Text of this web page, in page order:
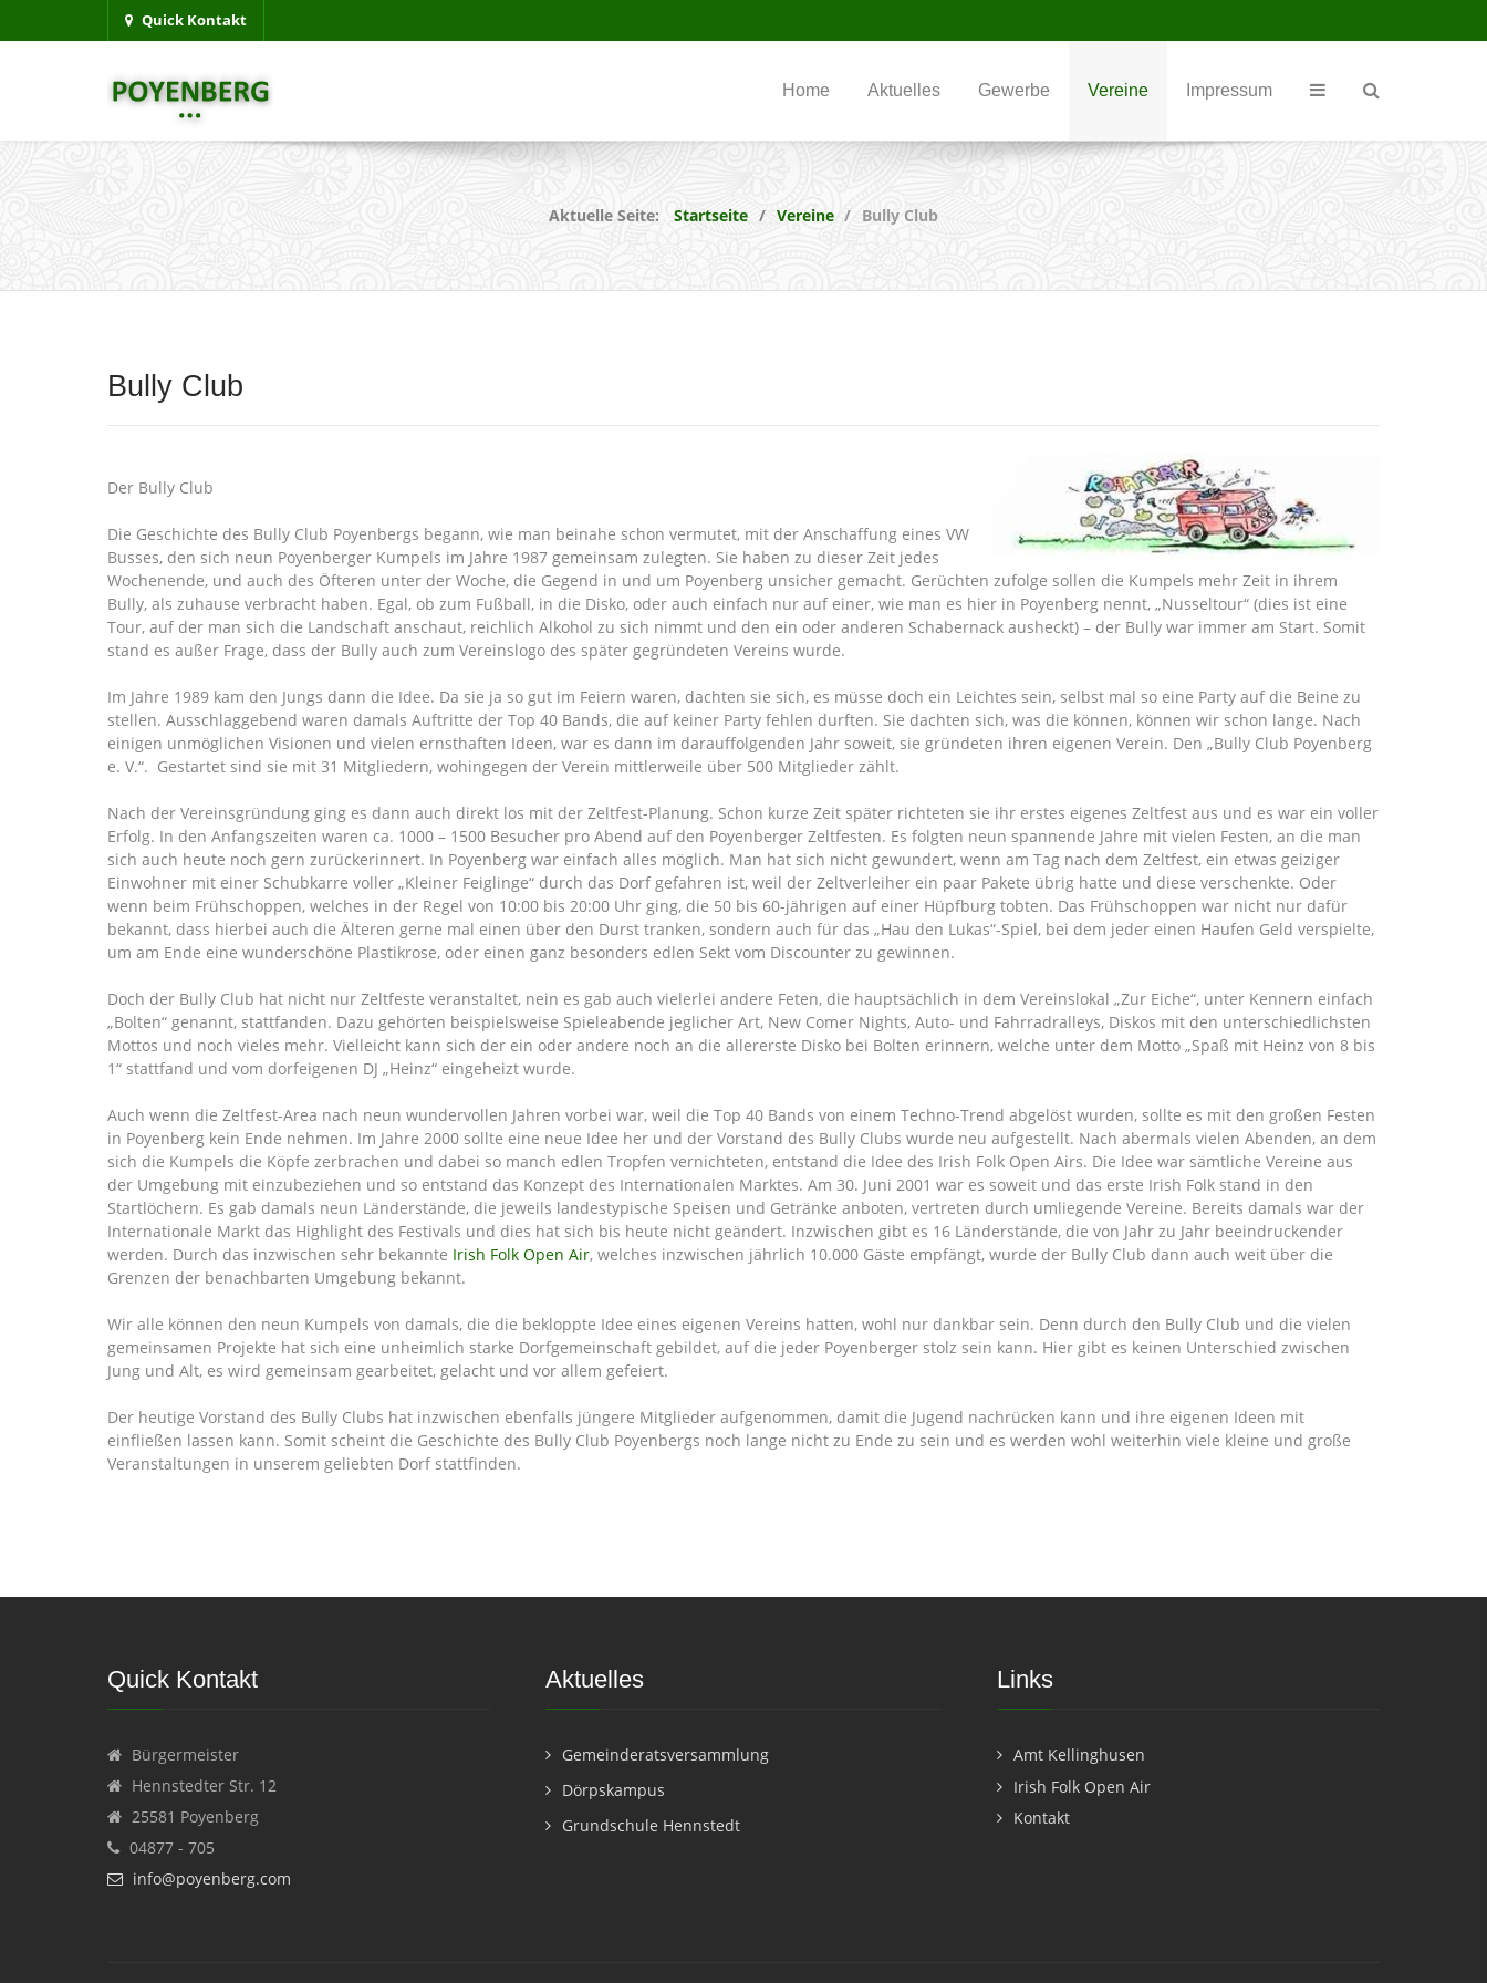
Quick Kontakt
Home Aktuelles Gewerbe Vereine Impressum
Aktuelle Seite: Startseite Vereine Bully Club
Bully Club
Der Bully Club
Die Geschichte des Bully Club Poyenbergs begann, wie man beinahe schon vermutet, mit der Anschaffung eines VW
Busses, den sich neun Poyenberger Kumpels im Jahre 1987 gemeinsam zulegten. Sie haben zu dieser Zeit jedes
Wochenende, und auch des Öfteren unter der Woche, die Gegend in und um Poyenberg unsicher gemacht. Gerüchten zufolge sollen die Kumpels mehr Zeit in ihrem
Bully, als zuhause verbracht haben. Egal, ob zum Fußball, in die Disko, oder auch einfach nur auf einer, wie man es hier in Poyenberg nennt, „Nusseltour“ (dies ist eine
Tour, auf der man sich die Landschaft anschaut, reichlich Alkohol zu sich nimmt und den ein oder anderen Schabernack ausheckt) – der Bully war immer am Start. Somit
stand es außer Frage, dass der Bully auch zum Vereinslogo des später gegründeten Vereins wurde.
Im Jahre 1989 kam den Jungs dann die Idee. Da sie ja so gut im Feiern waren, dachten sie sich, es müsse doch ein Leichtes sein, selbst mal so eine Party auf die Beine zu
stellen. Ausschlaggebend waren damals Auftritte der Top 40 Bands, die auf keiner Party fehlen durften. Sie dachten sich, was die können, können wir schon lange. Nach
einigen unmöglichen Visionen und vielen ernsthaften Ideen, war es dann im darauffolgenden Jahr soweit, sie gründeten ihren eigenen Verein. Den „Bully Club Poyenberg
e. V.“. Gestartet sind sie mit 31 Mitgliedern, wohingegen der Verein mittlerweile über 500 Mitglieder zählt.
Nach der Vereinsgründung ging es dann auch direkt los mit der Zeltfest-Planung. Schon kurze Zeit später richteten sie ihr erstes eigenes Zeltfest aus und es war ein voller
Erfolg. In den Anfangszeiten waren ca. 1000 – 1500 Besucher pro Abend auf den Poyenberger Zeltfesten. Es folgten neun spannende Jahre mit vielen Festen, an die man
sich auch heute noch gern zurückerinnert. In Poyenberg war einfach alles möglich. Man hat sich nicht gewundert, wenn am Tag nach dem Zeltfest, ein etwas geiziger
Einwohner mit einer Schubkarre voller „Kleiner Feiglinge“ durch das Dorf gefahren ist, weil der Zeltverleiher ein paar Pakete übrig hatte und diese verschenkte. Oder
wenn beim Frühschoppen, welches in der Regel von 10:00 bis 20:00 Uhr ging, die 50 bis 60-jährigen auf einer Hüpfburg tobten. Das Frühschoppen war nicht nur dafür
bekannt, dass hierbei auch die Älteren gerne mal einen über den Durst tranken, sondern auch für das „Hau den Lukas“-Spiel, bei dem jeder einen Haufen Geld verspielte,
um am Ende eine wunderschöne Plastikrose, oder einen ganz besonders edlen Sekt vom Discounter zu gewinnen.
Doch der Bully Club hat nicht nur Zeltfeste veranstaltet, nein es gab auch vielerlei andere Feten, die hauptsächlich in dem Vereinslokal „Zur Eiche“, unter Kennern einfach
„Bolten“ genannt, stattfanden. Dazu gehörten beispielsweise Spieleabende jeglicher Art, New Comer Nights, Auto- und Fahrradralleys, Diskos mit den unterschiedlichsten
Mottos und noch vieles mehr. Vielleicht kann sich der ein oder andere noch an die allererste Disko bei Bolten erinnern, welche unter dem Motto „Spaß mit Heinz von 8 bis
1“ stattfand und vom dorfeigenen DJ „Heinz“ eingeheizt wurde.
Auch wenn die Zeltfest-Area nach neun wundervollen Jahren vorbei war, weil die Top 40 Bands von einem Techno-Trend abgelöst wurden, sollte es mit den großen Festen
in Poyenberg kein Ende nehmen. Im Jahre 2000 sollte eine neue Idee her und der Vorstand des Bully Clubs wurde neu aufgestellt. Nach abermals vielen Abenden, an dem
sich die Kumpels die Köpfe zerbrachen und dabei so manch edlen Tropfen vernichteten, entstand die Idee des Irish Folk Open Airs. Die Idee war sämtliche Vereine aus
der Umgebung mit einzubeziehen und so entstand das Konzept des Internationalen Marktes. Am 30. Juni 2001 war es soweit und das erste Irish Folk stand in den
Startlöchern. Es gab damals neun Länderstände, die jeweils landestypische Speisen und Getränke anboten, vertreten durch umliegende Vereine. Bereits damals war der
Internationale Markt das Highlight des Festivals und dies hat sich bis heute nicht geändert. Inzwischen gibt es 16 Länderstände, die von Jahr zu Jahr beeindruckender
werden. Durch das inzwischen sehr bekannte Irish Folk Open Air, welches inzwischen jährlich 10.000 Gäste empfängt, wurde der Bully Club dann auch weit über die
Grenzen der benachbarten Umgebung bekannt.
Wir alle können den neun Kumpels von damals, die die bekloppte Idee eines eigenen Vereins hatten, wohl nur dankbar sein. Denn durch den Bully Club und die vielen
gemeinsamen Projekte hat sich eine unheimlich starke Dorfgemeinschaft gebildet, auf die jeder Poyenberger stolz sein kann. Hier gibt es keinen Unterschied zwischen
Jung und Alt, es wird gemeinsam gearbeitet, gelacht und vor allem gefeiert.
Der heutige Vorstand des Bully Clubs hat inzwischen ebenfalls jüngere Mitglieder aufgenommen, damit die Jugend nachrücken kann und ihre eigenen Ideen mit
einfließen lassen kann. Somit scheint die Geschichte des Bully Club Poyenbergs noch lange nicht zu Ende zu sein und es werden wohl weiterhin viele kleine und große
Veranstaltungen in unserem geliebten Dorf stattfinden.
Quick Kontakt
Bürgermeister
Hennstedter Str. 12
25581 Poyenberg
04877 - 705
info@poyenberg.com
Aktuelles
Gemeinderatsversammlung
Dörpskampus
Grundschule Hennstedt
Links
Amt Kellinghusen
Irish Folk Open Air
Kontakt